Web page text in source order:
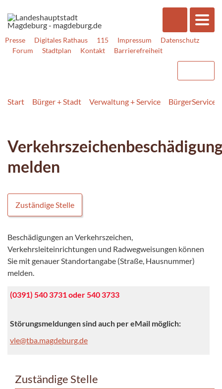
Presse Digitales Rathaus 115 Impressum
Datenschutz
Forum
Stadtplan Kontakt Barrierefreiheit
Start Bürger + Stadt Verwaltung + Service BürgerService
melden
Zuständige Stelle
Beschädigungen an Verkehrszeichen,
Verkehrsleiteinrichtungen und Radwegweisungen können
Sie mit genauer Standortangabe (Straße, Hausnummer)
melden.
(0391) 540 3731 oder 540 3733
Störungsmeldungen sind auch per eMail möglich:
vle@tba.magdeburg.de
Zuständige Stelle